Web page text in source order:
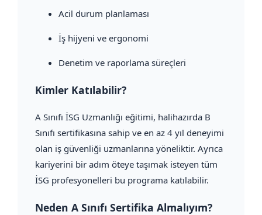
Acil durum planlaması
İş hijyeni ve ergonomi
Denetim ve raporlama süreçleri
Kimler Katılabilir?
A Sınıfı İSG Uzmanlığı eğitimi, halihazırda B
Sınıfı sertifikasına sahip ve en az 4 yıl deneyimi
olan iş güvenliği uzmanlarına yöneliktir. Ayrıca
kariyerini bir adım öteye taşımak isteyen tüm
İSG profesyonelleri bu programa katılabilir.
Neden A Sınıfı Sertifika Almalıyım?